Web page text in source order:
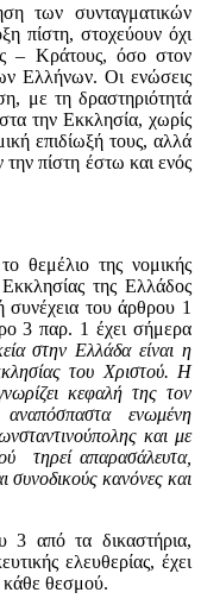
των συνταγματικών
πίστη, στοχεύουν όχι
– Κράτους, όσο στον
Ελλήνων. Οι ενώσεις
με τη δραστηριότητά
την Εκκλησία, χωρίς
επιδίωξή τους, αλλά
την πίστη έστω και ενός
θεμέλιο της νομικής
της Ελλάδος
συνέχεια του άρθρου 1
3 παρ. 1 έχει σήμερα
στην Eλλάδα είναι η
του Xριστού. H
κεφαλή της τον
ενωμένη
και με
τηρεί απαρασάλευτα,
συνοδικούς κανόνες και
3 από τα δικαστήρια,
ελευθερίας, έχει
κάθε θεσμού.